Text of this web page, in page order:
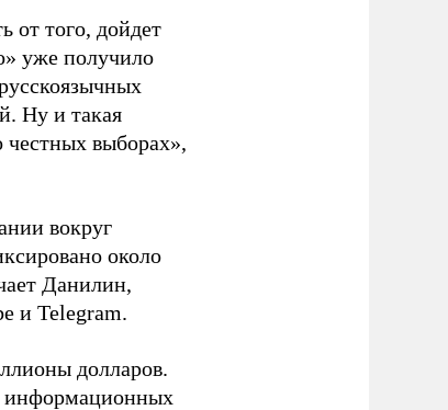
от того, дойдет
уже получило
Ну и такая
честных выборах»,
вокруг
около
Данилин,
и Telegram.
долларов.
информационных